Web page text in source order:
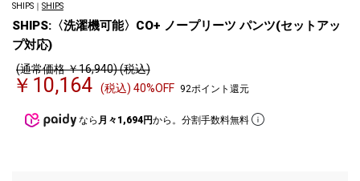
SHIPS｜ SHIPS
SHIPS:〈洗濯機可能〉CO+ ノープリーツ パンツ(セットアッ
プ対応)
(通常価格 ￥16,940) (税込)
￥10,164 (税込) 40%OFF 92ポイント還元
なら 月々1,694円から。分割手数料無料